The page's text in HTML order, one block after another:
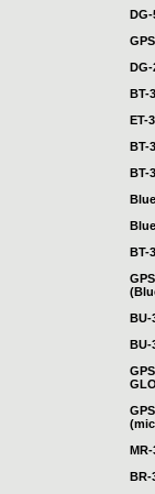
DG-
DG-
BT-
ET-
BT-
BT-
BT-
BU-
BU-
MR-
BR-